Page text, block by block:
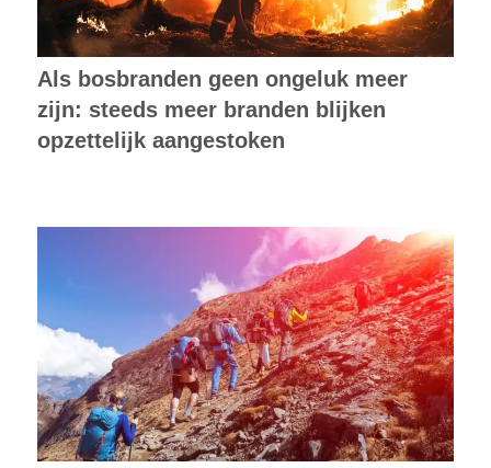
Als bosbranden geen ongeluk meer
zijn: steeds meer branden blijken
opzettelijk aangestoken